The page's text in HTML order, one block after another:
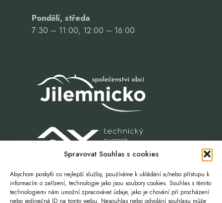
Spravovat Souhlas s cookies
Abychom poskytli co nejlepší služby, používáme k ukládání a/nebo přístupu k
informacím o zařízení, technologie jako jsou soubory cookies. Souhlas s těmito
technologiemi nám umožní zpracovávat údaje, jako je chování při procházení
nebo jedinečná ID na tomto webu. Nesouhlas nebo odvolání souhlasu může
Pondělí, středa
7:30 – 11:00, 12:00 – 16:00